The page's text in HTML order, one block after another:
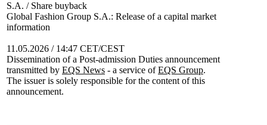
S.A. / Share buyback
Global Fashion Group S.A.: Release of a capital market
information
11.05.2026 / 14:47 CET/CEST
Dissemination of a Post-admission Duties announcement
transmitted by EQS News - a service ofEQS Group.
The issuer is solely responsible for the content of this
announcement.